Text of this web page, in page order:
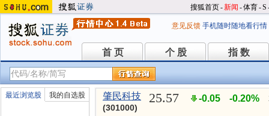
搜狐首页-新闻 -体育-S
意见反馈 手机随时随地看行情
首 页
首 页 个 股
个 股 指 数
指 数
最近浏览股 我的自选股 肇民科技
(301000)
25.57 -0.05 -0.20%